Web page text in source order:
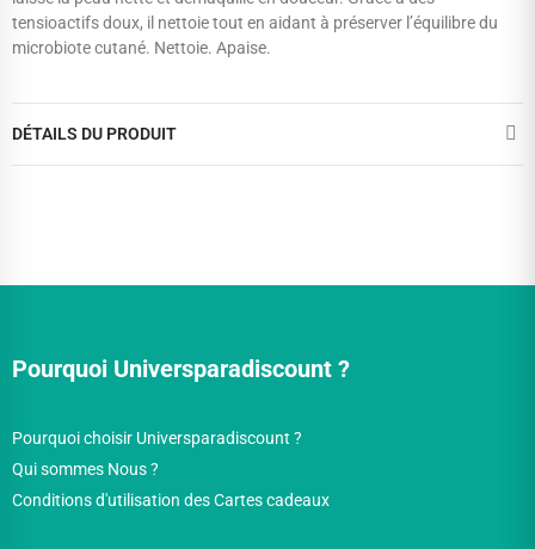
tensioactifs doux, il nettoie tout en aidant à préserver l’équilibre du
microbiote cutané. Nettoie. Apaise.
DÉTAILS DU PRODUIT
Pourquoi Universparadiscount ?
Pourquoi choisir Universparadiscount ?
Qui sommes Nous ?
Conditions d'utilisation des Cartes cadeaux